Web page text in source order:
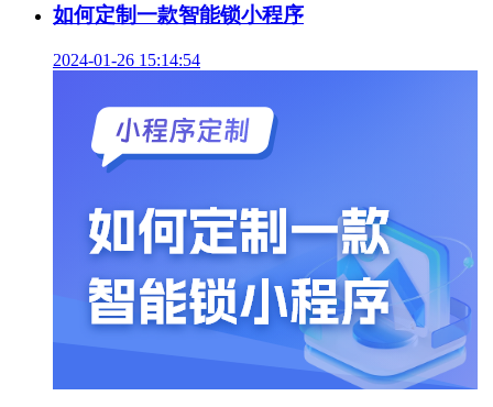
如何定制一款智能锁小程序
2024-01-26 15:14:54